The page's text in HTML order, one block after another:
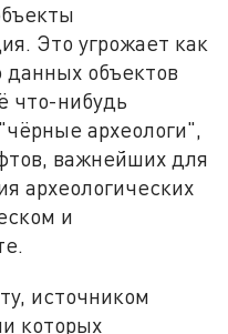
Это угрожает как
объектов
что-нибудь
археологи",
важнейших для
археологических
и
источником
которых